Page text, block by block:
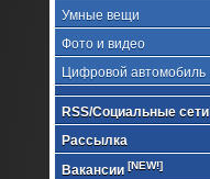
Умные вещи
Фото и видео
Цифровой автомобиль
RSS/Социальные сети
Рассылка
Вакансии [NEW!]